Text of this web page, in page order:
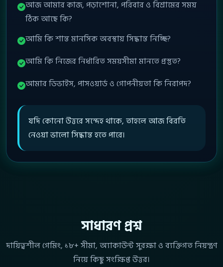
আজ আমার কাজ, পড়াশোনা, পরিবার ও বিশ্রামের সময়
ঠিক আছে কি?
আমি কি শান্ত মানসিক অবস্থায় সিদ্ধান্ত নিচ্ছি?
আমি কি নিজের নির্ধারিত সময়সীমা মানতে প্রস্তুত?
আমার ডিভাইস, পাসওয়ার্ড ও গোপনীয়তা কি নিরাপদ?
যদি কোনো উত্তরে সন্দেহ থাকে, তাহলে আজ বিরতি
নেওয়া ভালো সিদ্ধান্ত হতে পারে।
সাধারণ প্রশ্ন
দায়িত্বশীল গেমিং, ১৮+ সীমা, অ্যাকাউন্ট সুরক্ষা ও ব্যক্তিগত নিয়ন্ত্রণ
নিয়ে কিছু সংক্ষিপ্ত উত্তর।